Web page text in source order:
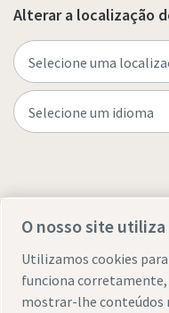
Alterar a localização
O nosso site
Utilizamos cookies
funciona corretamente,
mostrar-lhe conteúdos